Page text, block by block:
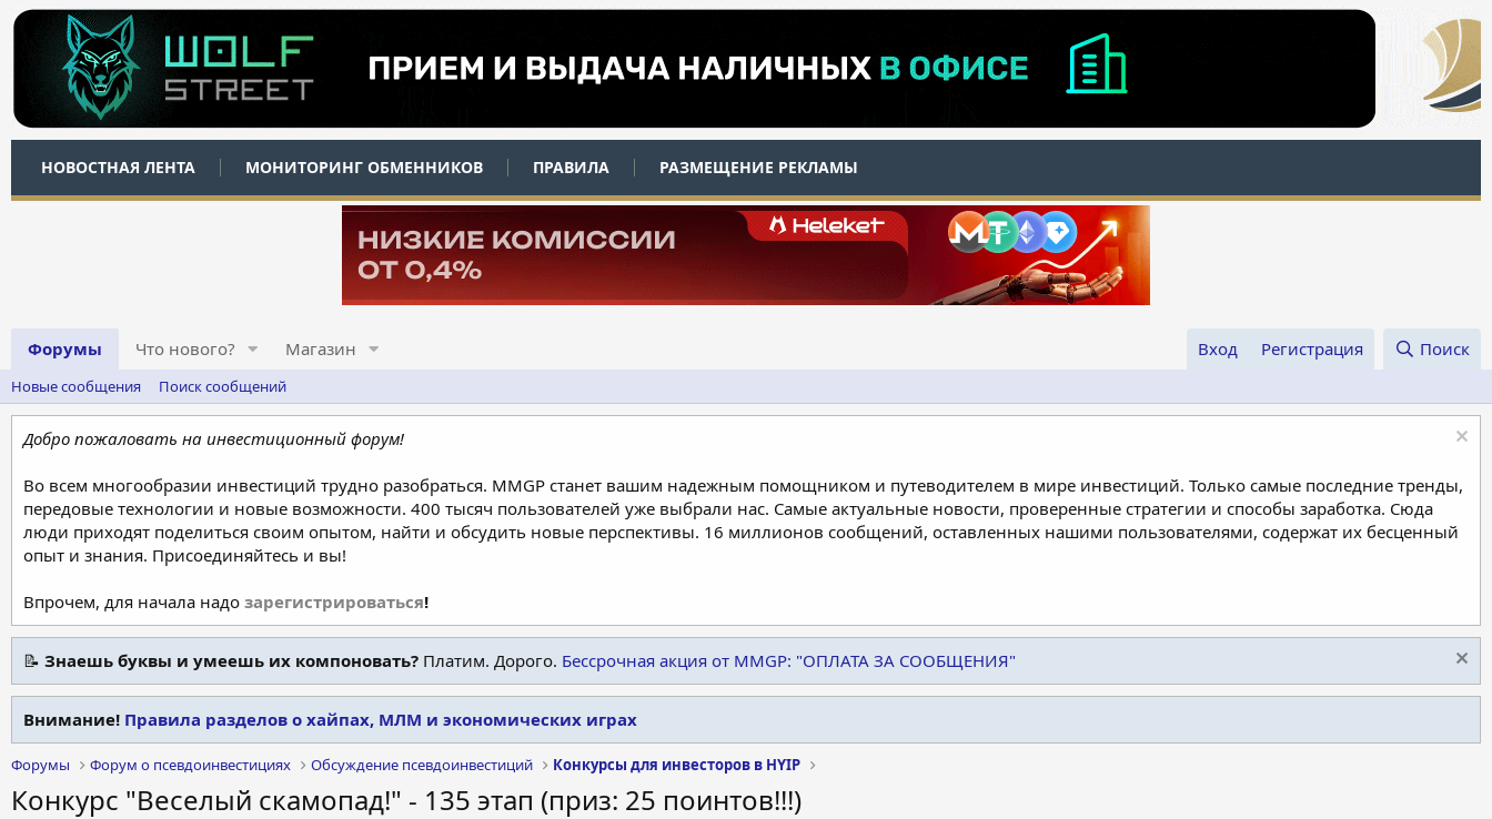
НОВОСТНАЯ ЛЕНТА МОНИТОРИНГ ОБМЕННИКОВ ПРАВИЛА РАЗМЕЩЕНИЕ РЕКЛАМЫ
Форумы Что нового? Магазин Вход Регистрация Поиск
Новые сообщения Поиск сообщений
Добро пожаловать на инвестиционный форум!
Во всем многообразии инвестиций трудно разобраться. MMGP станет вашим надежным помощником и путеводителем в мире инвестиций. Только самые последние тренды,
передовые технологии и новые возможности. 400 тысяч пользователей уже выбрали нас. Самые актуальные новости, проверенные стратегии и способы заработка. Сюда
люди приходят поделиться своим опытом, найти и обсудить новые перспективы. 16 миллионов сообщений, оставленных нашими пользователями, содержат их бесценный
опыт и знания. Присоединяйтесь и вы!
Впрочем, для начала надо зарегистрироваться!
📝 Знаешь буквы и умеешь их компоновать? Платим. Дорого. Бессрочная акция от MMGP: "ОПЛАТА ЗА СООБЩЕНИЯ"
Внимание! Правила разделов о хайпах, МЛМ и экономических играх
Форумы Форум о псевдоинвестициях Обсуждение псевдоинвестиций Конкурсы для инвесторов в HYIP
Конкурс "Веселый скамопад!" - 135 этап (приз: 25 поинтов!!!)